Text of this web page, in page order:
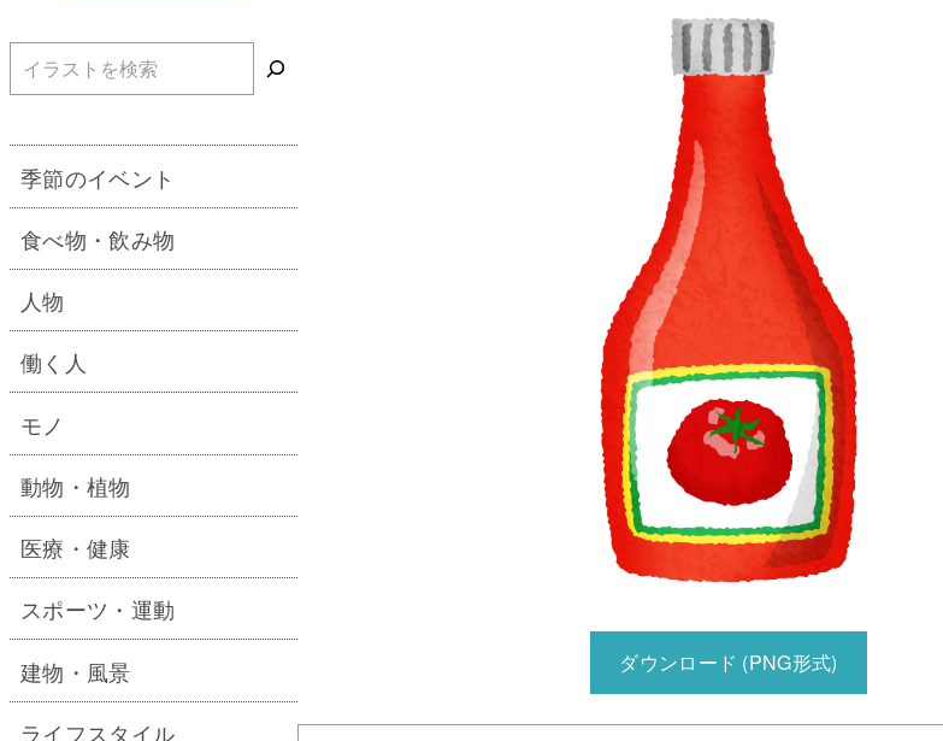
ダウンロード (PNG形式)
検索
季節のイベント
食べ物・飲み物
人物
働く人
モノ
動物・植物
医療・健康
スポーツ・運動
建物・風景
ライフスタイル